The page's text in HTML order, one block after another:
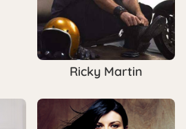
Ricky Martin